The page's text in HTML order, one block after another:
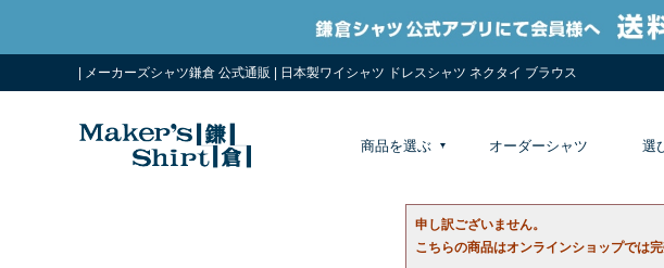
| メーカーズシャツ鎌倉 公式通販 | 日本製ワイシャツ ドレスシャツ ネクタイ ブラウス
商品を選ぶ オーダーシャツ 選
申し訳ございません。
こちらの商品はオンラインショップでは完